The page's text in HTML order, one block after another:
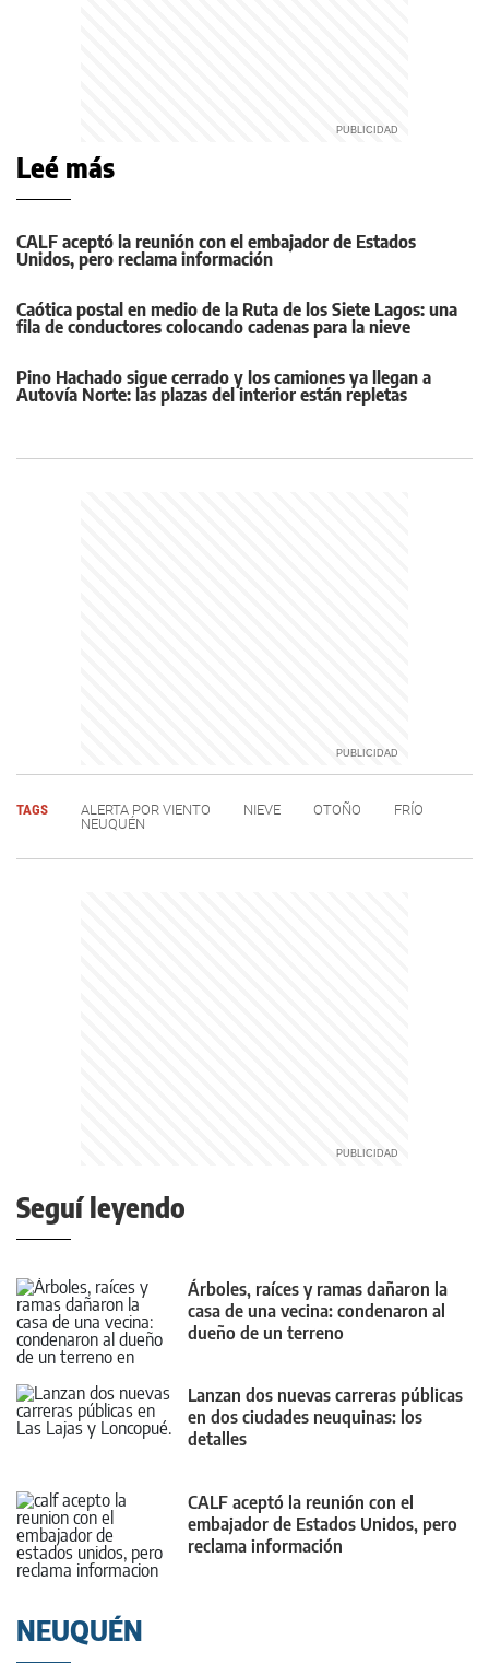
Leé más
CALF aceptó la reunión con el embajador de Estados
Unidos, pero reclama información
Caótica postal en medio de la Ruta de los Siete Lagos: una
fila de conductores colocando cadenas para la nieve
Pino Hachado sigue cerrado y los camiones ya llegan a
Autovía Norte: las plazas del interior están repletas
TAGS ALERTA POR VIENTO NIEVE OTOÑO
FRÍO
NEUQUÉN
Seguí leyendo
Árboles, raíces y ramas dañaron la
casa de una vecina: condenaron al
dueño de un terreno
Lanzan dos nuevas carreras públicas
en dos ciudades neuquinas: los
detalles
CALF aceptó la reunión con el
embajador de Estados Unidos, pero
reclama información
NEUQUÉN